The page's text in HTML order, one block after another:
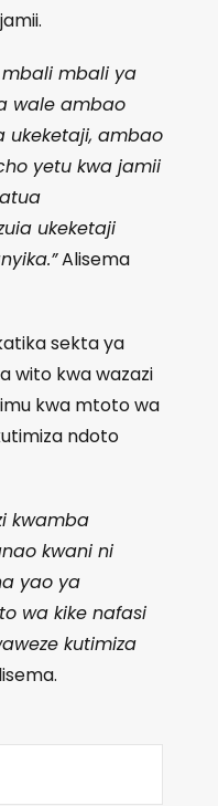
mbali mbali ya
wale ambao
ukeketaji, ambao
yetu kwa jamii
ukeketaji
Alisema
sekta ya
wito kwa wazazi
kwa mtoto wa
ndoto
kwamba
kwani ni
yao ya
wa kike nafasi
kutimiza